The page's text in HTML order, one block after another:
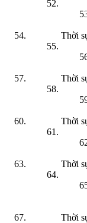
Thời
Thời
Thời
Thời
Thời